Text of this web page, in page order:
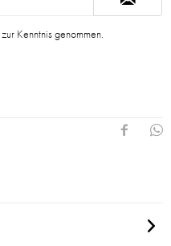
zur Kenntnis genommen.